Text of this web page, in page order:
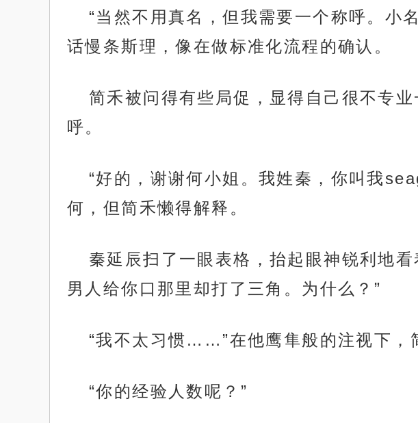
“当然不用真名，但我需要一个称呼。
话慢条斯理，像在做标准化流程的确认。
简禾被问得有些局促，显得自己很不专
呼。
“好的，谢谢何小姐。我姓秦，你叫我
何，但简禾懒得解释。
秦延辰扫了一眼表格，抬起眼神锐利地
男人给你口那里却打了三角。为什么？”
“我不太习惯……”在他鹰隼般的注视下，
“你的经验人数呢？”